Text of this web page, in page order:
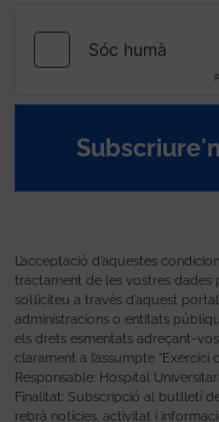
L’acceptació d’aquestes
tractament de les vostres dades
sol·liciteu a través d’aquest
administracions o entitats
els drets esmentats adreçant-
clarament a l’assumpte “Exercici
Responsable: Hospital
Finalitat: Subscripció al butlletí
rebrà notícies, activitat i